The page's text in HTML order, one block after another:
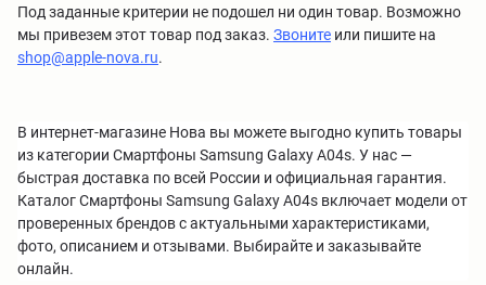
Под заданные критерии не подошел ни один товар. Возможно
мы привезем этот товар под заказ. Звоните или пишите на
shop@apple-nova.ru.
В интернет-магазине Нова вы можете выгодно купить товары
из категории Смартфоны Samsung Galaxy A04s. У нас —
быстрая доставка по всей России и официальная гарантия.
Каталог Смартфоны Samsung Galaxy A04s включает модели от
проверенных брендов с актуальными характеристиками,
фото, описанием и отзывами. Выбирайте и заказывайте
онлайн.